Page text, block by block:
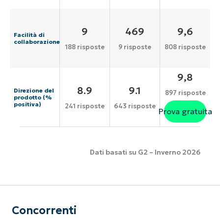
Facilità di
collaborazione
9
188 risposte
469
9 risposte
9,6
808 risposte
Direzione del
prodotto (%
positiva)
8.9
241 risposte
9.1
643 risposte
9,8
897 risposte
Prova gratuita
Dati basati su G2 – Inverno 2026
Concorrenti